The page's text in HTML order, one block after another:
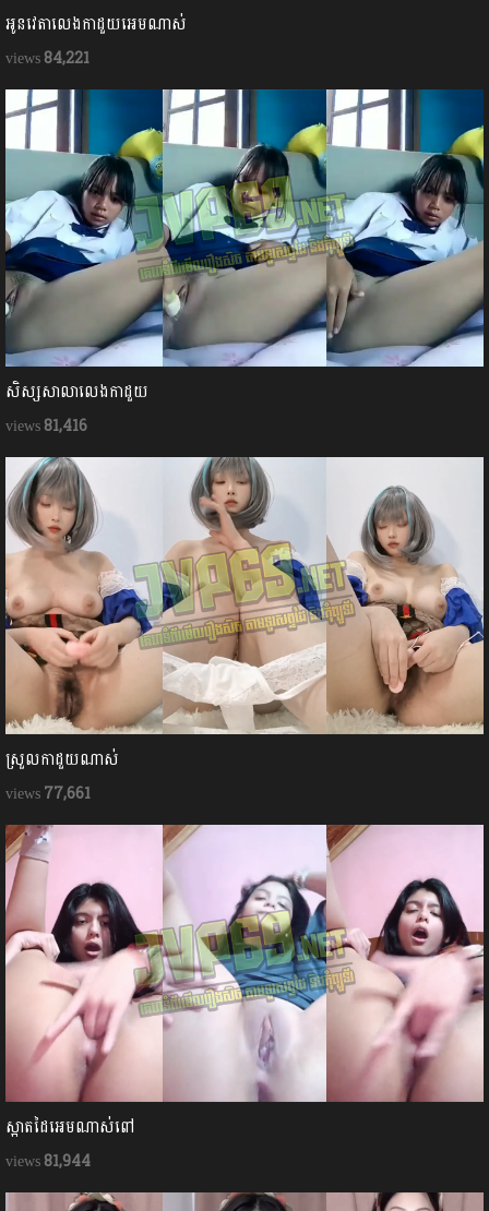
អូនវេតាលេងកាដួយអេមណាស់
84,221
សិស្សសាលាលេងកាដួយ
81,416
ស្រួលកាដួយណាស់
77,661
ស្អាតដៃអេមណាស់ពៅ
81,944